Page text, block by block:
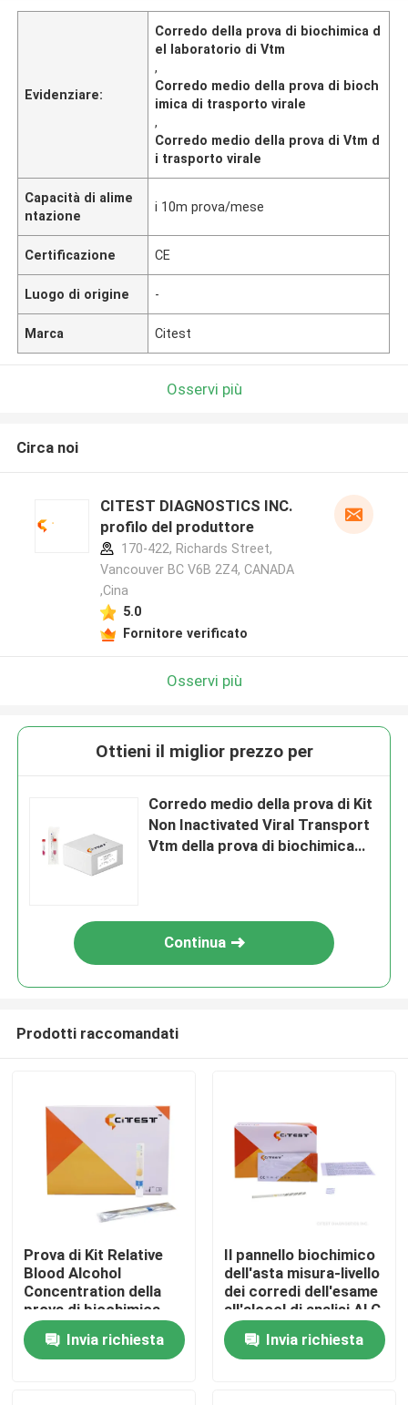
Casa
Prodotti
Evidenziare:
Corredo della prova di biochimica d
el laboratorio di Vtm
,
Corredo medio della prova di bioch
imica di trasporto virale
,
Corredo medio della prova di Vtm d
i trasporto virale
Capacità di alime
ntazione
i 10m prova/mese
Certificazione CE
Luogo di origine -
Marca Citest
Osservi più
Circa noi
CITEST DIAGNOSTICS INC.
profilo del produttore
170-422, Richards Street,
Vancouver BC V6B 2Z4, CANADA
,Cina
5.0
Fornitore verificato
Osservi più
Ottieni il miglior prezzo per
Corredo medio della prova di Kit
Non Inactivated Viral Transport
Vtm della prova di biochimica
Continua
Prodotti raccomandati
Prova di Kit Relative
Blood Alcohol
Concentration della
prova di biochimica
dell'alcool del respiro
Invia richiesta
Il pannello biochimico
dell'asta misura-livello
dei corredi dell'esame
all'alcool di analisi ALC
individua la presenza
in urinaInvia richiesta